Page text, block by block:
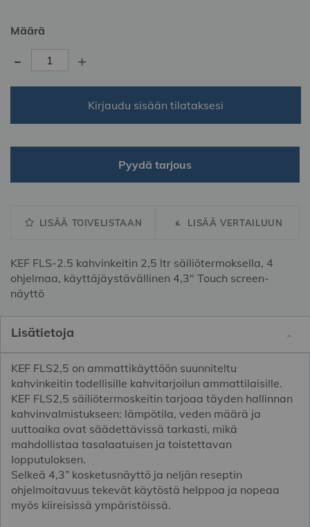
Määrä
- +
Kirjaudu sisään tilataksesi
Pyydä tarjous
LISÄÄ TOIVELISTAAN LISÄÄ VERTAILUUN
KEF FLS-2.5 kahvinkeitin 2,5 ltr säiliötermoksella, 4
ohjelmaa, käyttäjäystävällinen 4,3" Touch screen-
näyttö
Lisätietoja
KEF FLS2,5 on ammattikäyttöön suunniteltu
kahvinkeitin todellisille kahvitarjoilun ammattilaisille.
KEF FLS2,5 säiliötermoskeitin tarjoaa täyden hallinnan
kahvinvalmistukseen: lämpötila, veden määrä ja
uuttoaika ovat säädettävissä tarkasti, mikä
mahdollistaa tasalaatuisen ja toistettavan
lopputuloksen.
Selkeä 4,3” kosketusnäyttö ja neljän reseptin
ohjelmoitavuus tekevät käytöstä helppoa ja nopeaa
myös kiireisissä ympäristöissä.